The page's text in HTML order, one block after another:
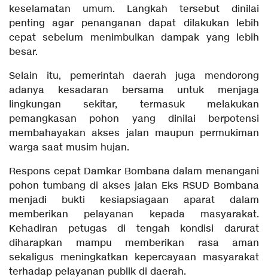
keselamatan umum. Langkah tersebut dinilai
penting agar penanganan dapat dilakukan lebih
cepat sebelum menimbulkan dampak yang lebih
besar.
Selain itu, pemerintah daerah juga mendorong
adanya kesadaran bersama untuk menjaga
lingkungan sekitar, termasuk melakukan
pemangkasan pohon yang dinilai berpotensi
membahayakan akses jalan maupun permukiman
warga saat musim hujan.
Respons cepat Damkar Bombana dalam menangani
pohon tumbang di akses jalan Eks RSUD Bombana
menjadi bukti kesiapsiagaan aparat dalam
memberikan pelayanan kepada masyarakat.
Kehadiran petugas di tengah kondisi darurat
diharapkan mampu memberikan rasa aman
sekaligus meningkatkan kepercayaan masyarakat
terhadap pelayanan publik di daerah.